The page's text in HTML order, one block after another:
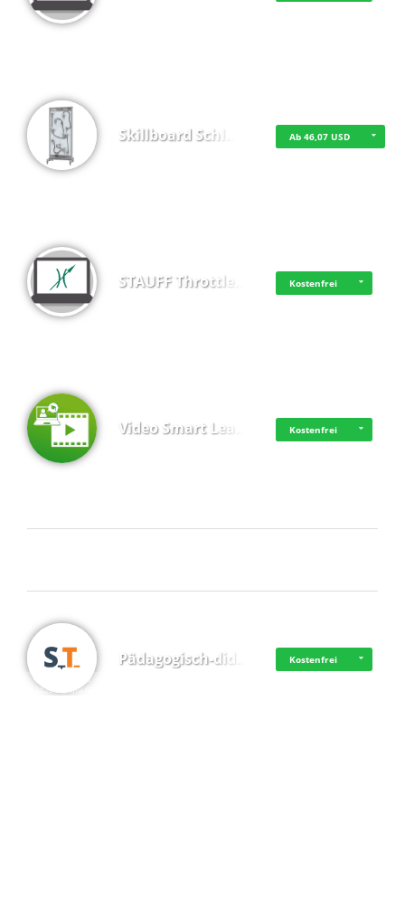
Skillboard Schl… Ab 46,07 USD
STAUFF Throttle… Kostenfrei
Video Smart Lea… Kostenfrei
Pädagogisch-did… Kostenfrei
· Datenschutz·
© 2016 - 2026 SupraTix GmbH oder Partnergesellschaften - Alle Rechte vorbehalten.